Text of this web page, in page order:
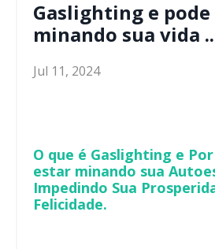
Gaslighting e
minando sua vida
Jul 11, 2024
O que é Gaslighting e
estar minando sua
Impedindo Sua
Felicidade.